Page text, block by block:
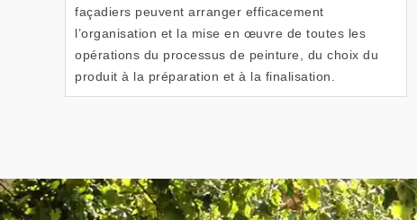
façadiers peuvent arranger efficacement
l’organisation et la mise en œuvre de toutes les
opérations du processus de peinture, du choix du
produit à la préparation et à la finalisation.